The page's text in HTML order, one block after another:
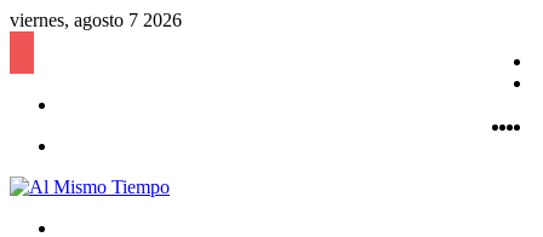
viernes, agosto 7 2026